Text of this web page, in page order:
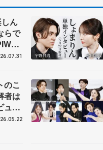
ん
らで
前
のこ
者は
ュー
人、